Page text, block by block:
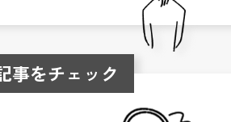
事をチェック